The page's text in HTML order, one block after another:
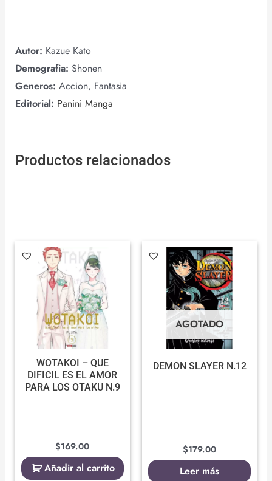
Autor: Kazue Kato
Demografia: Shonen
Generos: Accion, Fantasia
Editorial: Panini Manga
Productos relacionados
WOTAKOI – QUE
DIFICIL ES EL AMOR
PARA LOS OTAKU N.9
$169.00
Añadir al carrito
AGOTADO
DEMON SLAYER N.12
$179.00
Leer más